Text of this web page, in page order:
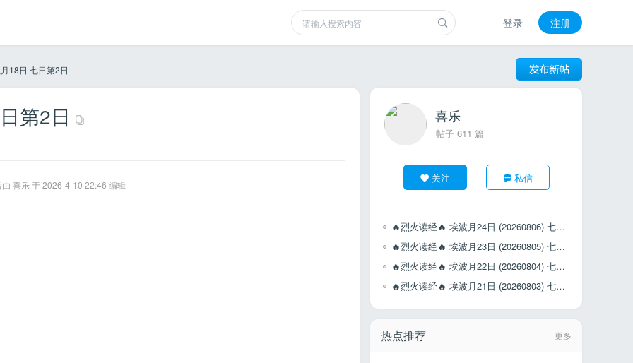
登录 注册
18日 七日第2日
第2日
喜乐 于 2026-4-10 22:46 编辑
喜乐
帖子 611 篇
关注 私信
🔥烈火读经🔥 埃波月24日 (20260806) 七日第6日 (周四)
🔥烈火读经🔥 埃波月23日 (20260805) 七日第5日 (周三)
🔥烈火读经🔥 埃波月22日 (20260804) 七日第4日 (周二)
🔥烈火读经🔥 埃波月21日 (20260803) 七日第3日 (周一)
热点推荐 更多